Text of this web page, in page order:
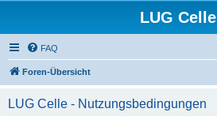
LUG Celle
FAQ
Foren-Übersicht
LUG Celle - Nutzungsbedingungen